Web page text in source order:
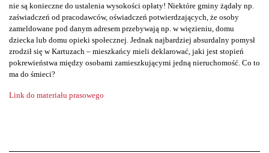
nie są konieczne do ustalenia wysokości opłaty! Niektóre gminy żądały np.
zaświadczeń od pracodawców, oświadczeń potwierdzających, że osoby
zameldowane pod danym adresem przebywają np. w więzieniu, domu
dziecka lub domu opieki społecznej. Jednak najbardziej absurdalny pomysł
zrodził się w Kartuzach – mieszkańcy mieli deklarować, jaki jest stopień
pokrewieństwa między osobami zamieszkującymi jedną nieruchomość. Co to
ma do śmieci?
Link do materiału prasowego